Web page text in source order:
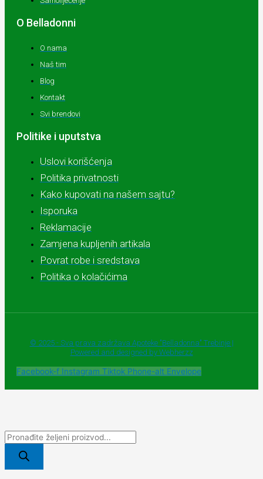
O Belladonni
O nama
Naš tim
Blog
Kontakt
Svi brendovi
Politike i uputstva
Uslovi korišćenja
Politika privatnosti
Kako kupovati na našem sajtu?
Isporuka
Reklamacije
Zamjena kupljenih artikala
Povrat robe i sredstava
Politika o kolačićima
© 2025 - Sva prava zadržava Apoteke "Belladonna" Trebinje |
Powered and designed by Webherzz
Facebook-f Instagram Tiktok Phone-alt Envelope